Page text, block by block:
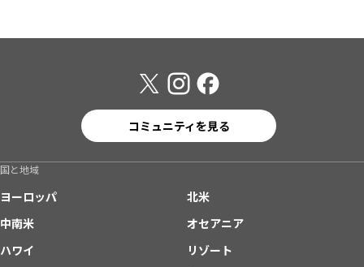
コミュニティを見る
国と地域
ヨーロッパ
北米
中南米
オセアニア
ハワイ
リゾート